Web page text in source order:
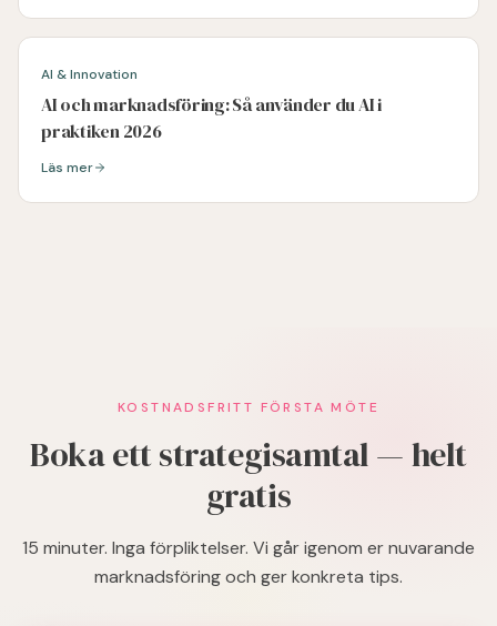
AI & Innovation
AI och marknadsföring: Så använder du AI i
praktiken 2026
Läs mer om
Läs mer
KOSTNADSFRITT FÖRSTA MÖTE
Boka ett strategisamtal — helt
gratis
15 minuter. Inga förpliktelser. Vi går igenom er nuvarande
marknadsföring och ger konkreta tips.